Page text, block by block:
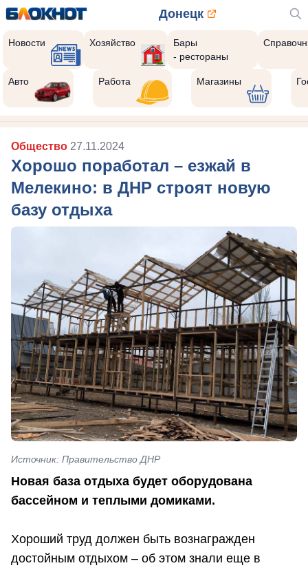
Донецк
Новости Хозяйство
Бары
- рестораны
Авто Работа Магазины
Общество 27.11.2024
Хорошо поработал – езжай в
Мелекино: в ДНР строят новую
базу отдыха
Источник: Правительство ДНР
Новая база отдыха будет оборудована
бассейном и теплыми домиками.
Хороший труд должен быть вознагражден
достойным отдыхом – об этом знали еще в